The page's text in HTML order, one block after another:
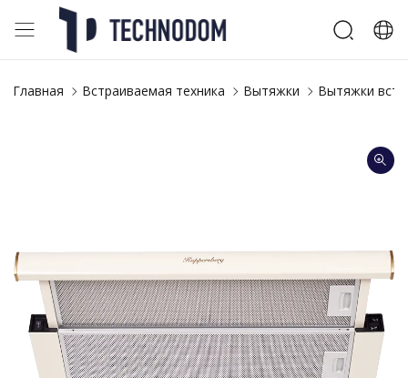
Главная Встраиваемая техника Вытяжки Вытяжки